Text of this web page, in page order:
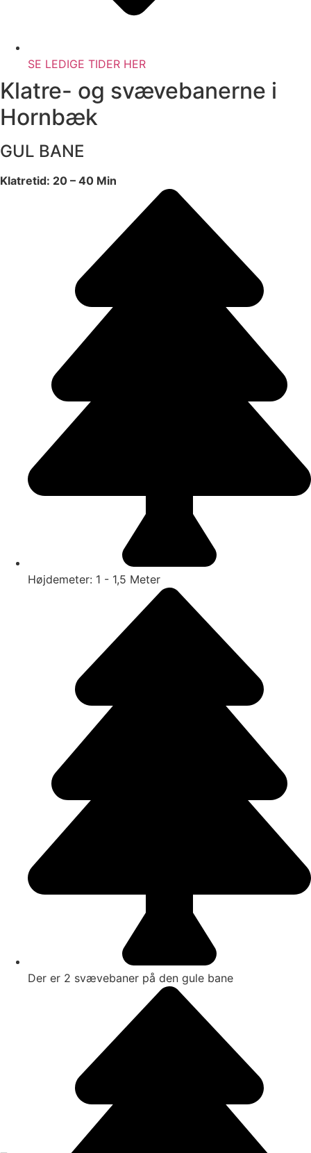
SE LEDIGE TIDER HER
Klatre- og svævebanerne i
Hornbæk
GUL BANE
Klatretid: 20 – 40 Min
Højdemeter: 1 - 1,5 Meter
Der er 2 svævebaner på den gule bane